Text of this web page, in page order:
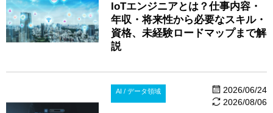
IoTエンジニアとは？仕事内容・
年収・将来性から必要なスキル・
資格、未経験ロードマップまで解
説
AI / データ領域
2026/06/24
2026/08/06